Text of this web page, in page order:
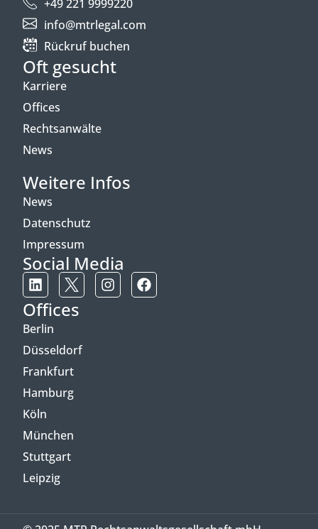
+49 221 9999220
info@mtrlegal.com
Rückruf buchen
Oft gesucht
Karriere
Offices
Rechtsanwälte
News
Weitere Infos
News
Datenschutz
Impressum
Social Media
Offices
Berlin
Düsseldorf
Frankfurt
Hamburg
Köln
München
Stuttgart
Leipzig